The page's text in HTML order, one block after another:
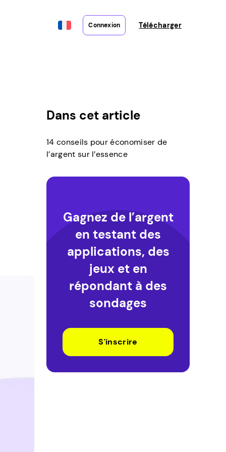
Connexion Télécharger
Dans cet article
14 conseils pour économiser de
l’argent sur l’essence
Gagnez de l’argent
en testant des
applications, des
jeux et en
répondant à des
sondages
S'inscrire